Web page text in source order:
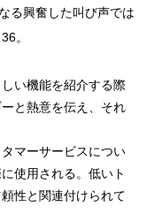
る興奮した叫び声では
。
しい機能を紹介する際
と熱意を伝え、それ
タマーサービスについ
使用される。低いト
性と関連付けられて